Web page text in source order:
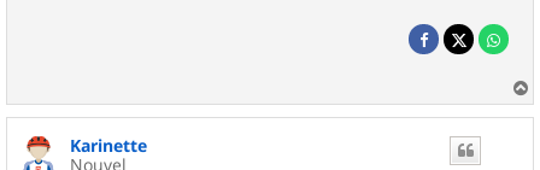
a
Karinette
Nouvel